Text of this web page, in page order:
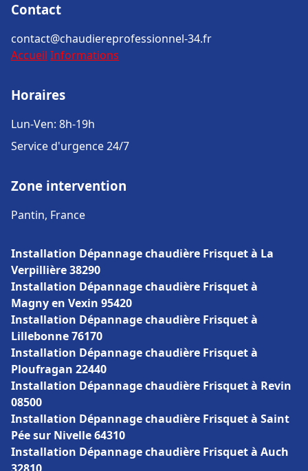
Contact
contact@chaudiereprofessionnel-34.fr
Accueil Informations
Horaires
Lun-Ven: 8h-19h
Service d'urgence 24/7
Zone intervention
Pantin, France
Installation Dépannage chaudière Frisquet à La
Verpillière 38290
Installation Dépannage chaudière Frisquet à
Magny en Vexin 95420
Installation Dépannage chaudière Frisquet à
Lillebonne 76170
Installation Dépannage chaudière Frisquet à
Ploufragan 22440
Installation Dépannage chaudière Frisquet à Revin
08500
Installation Dépannage chaudière Frisquet à Saint
Pée sur Nivelle 64310
Installation Dépannage chaudière Frisquet à Auch